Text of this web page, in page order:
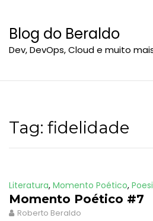
o
Blog do Beraldo
Dev, DevOps, Cloud e muito
Tag: fidelidade
Literatura, Momento Poético,
Momento Poético #7
Roberto Beraldo